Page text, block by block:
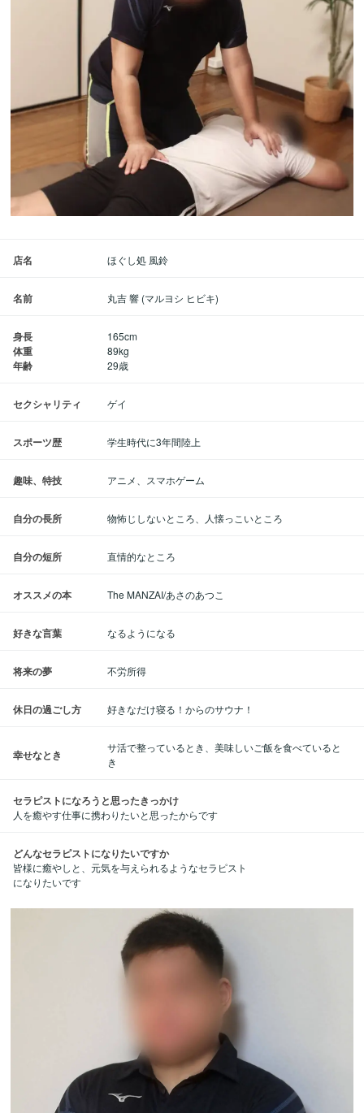
店名 ほぐし処 風鈴
名前 丸吉 響 (マルヨシ ヒビキ)
身長
体重
年齢
165cm
89kg
29歳
セクシャリティ ゲイ
スポーツ歴 学生時代に3年間陸上
趣味、特技 アニメ、スマホゲーム
自分の長所 物怖じしないところ、人懐っこいところ
自分の短所 直情的なところ
オススメの本 The MANZAI/あさのあつこ
好きな言葉 なるようになる
将来の夢 不労所得
休日の過ごし方 好きなだけ寝る！からのサウナ！
幸せなとき
サ活で整っているとき、美味しいご飯を食べていると
き
セラピストになろうと思ったきっかけ
人を癒やす仕事に携わりたいと思ったからです
どんなセラピストになりたいですか
皆様に癒やしと、元気を与えられるようなセラピスト
になりたいです